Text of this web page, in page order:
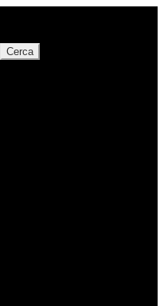
Cerca